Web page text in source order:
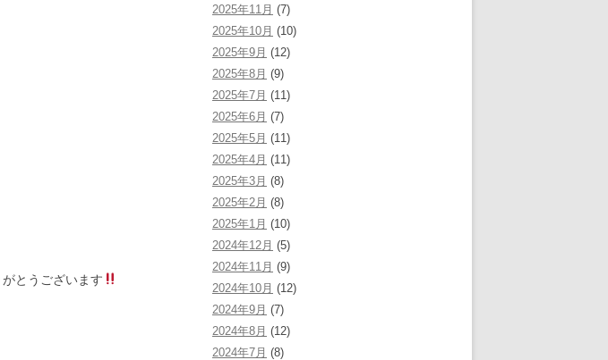
とうございます
2025年11月 (7)
2025年10月 (10)
2025年9月 (12)
2025年8月 (9)
2025年7月 (11)
2025年6月 (7)
2025年5月 (11)
2025年4月 (11)
2025年3月 (8)
2025年2月 (8)
2025年1月 (10)
2024年12月 (5)
2024年11月 (9)
2024年10月 (12)
2024年9月 (7)
2024年8月 (12)
2024年7月 (8)